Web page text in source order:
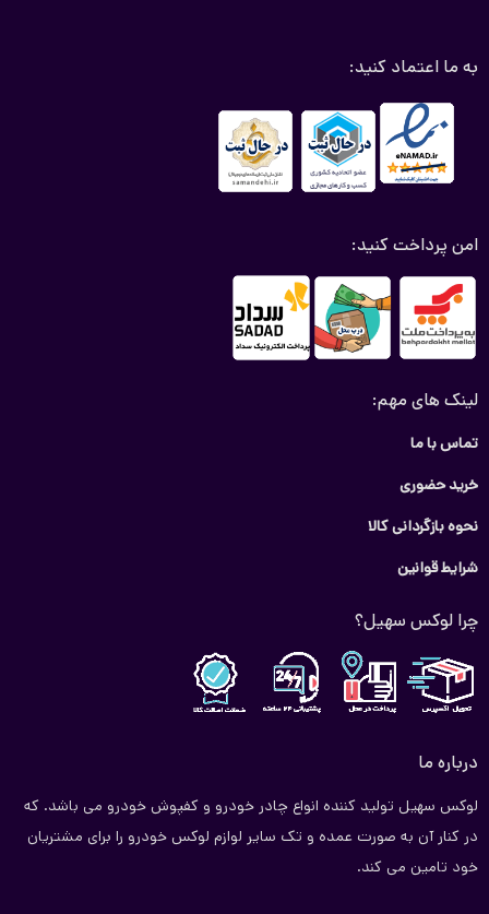
به ما اعتماد کنید:
امن پرداخت کنید:
لینک های مهم:
تماس با ما
خرید حضوری
نحوه بازگردانی کالا
شرایط قوانین
چرا لوکس سهیل؟
درباره ما
لوکس سهیل تولید کننده انواع چادر خودرو و کفپوش خودرو می باشد. که
در کنار آن به صورت عمده و تک سایر لوازم لوکس خودرو را برای مشتریان
خود تامین می کند.